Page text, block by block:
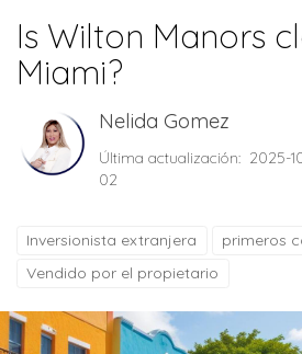
Is Wilton Manors
Miami?
Nelida Gomez
Última actualización: 2025-
02
Inversionista extranjera
primeros
Vendido por el propietario